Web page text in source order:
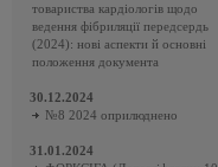
товариства кардіологів щодо
ведення фібриляції передсердь
(2024): нові аспекти й основні
положення документа
30.12.2024
№8 2024 оприлюднено
31.01.2024